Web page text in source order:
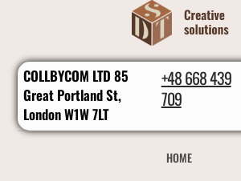
COLLBYCOM LTD 85
Great Portland St,
London W1W 7LT
+48 668 439
709
HOME